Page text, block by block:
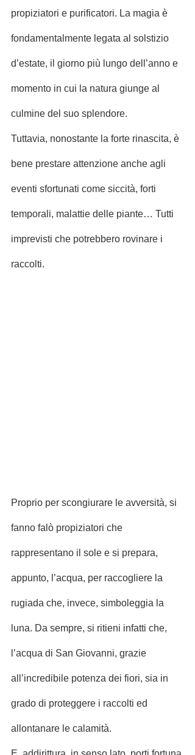
propiziatori e purificatori. La magia è
fondamentalmente legata al solstizio
d’estate, il giorno più lungo dell’anno e
momento in cui la natura giunge al
culmine del suo splendore.
Tuttavia, nonostante la forte rinascita, è
bene prestare attenzione anche agli
eventi sfortunati come siccità, forti
temporali, malattie delle piante… Tutti
imprevisti che potrebbero rovinare i
raccolti.
Proprio per scongiurare le avversità, si
fanno falò propiziatori che
rappresentano il sole e si prepara,
appunto, l’acqua, per raccogliere la
rugiada che, invece, simboleggia la
luna. Da sempre, si ritieni infatti che,
l’acqua di San Giovanni, grazie
all’incredibile potenza dei fiori, sia in
grado di proteggere i raccolti ed
allontanare le calamità.